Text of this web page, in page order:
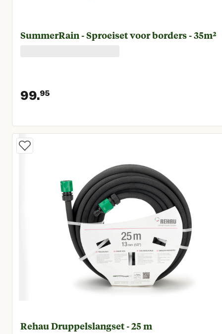
SummerRain - Sproeiset voor borders - 35m²
99.95
Huidige prijs € 99,95
Rehau Druppelslangset - 25 m